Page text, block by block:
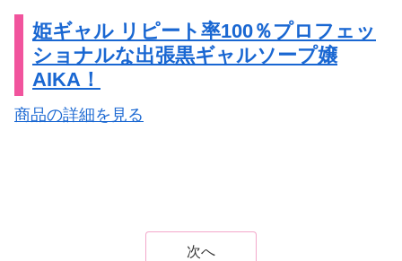
姫ギャル リピート率100％プロフェッ
ショナルな出張黒ギャルソープ嬢
AIKA！
商品の詳細を見る
次へ